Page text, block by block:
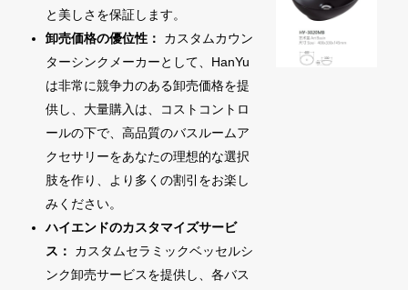
と美しさを保証します。
卸売価格の優位性：
カスタムカウン
ターシンクメーカーとして、HanYu
は非常に競争力のある卸売価格を提
供し、大量購入は、コストコントロ
ールの下で、高品質のバスルームア
クセサリーをあなたの理想的な選択
肢を作り、より多くの割引をお楽し
みください。
ハイエンドのカスタマイズサービ
ス： カスタムセラミックベッセルシ
ンク卸売サービスを提供し、各バス